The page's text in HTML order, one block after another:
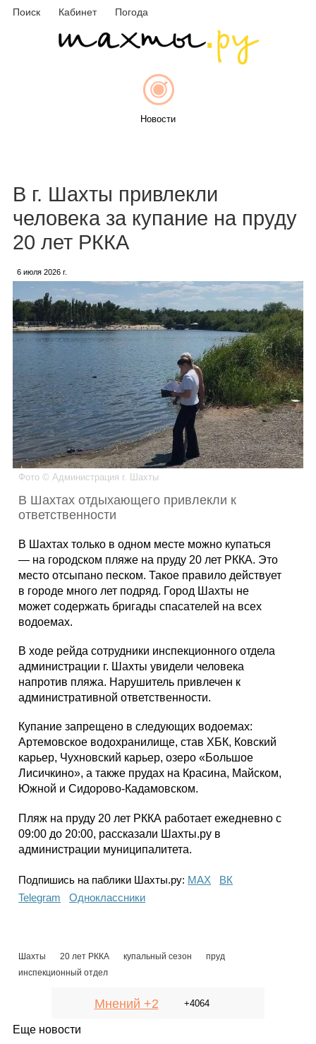
Поиск Кабинет Погода
Новости
Каталог
Инфо
Гороскоп
Фотогалерея
В г. Шахты привлекли
человека за купание на пруду
20 лет РККА
6 июля 2026 г.
Фото © Администрация г. Шахты
В Шахтах отдыхающего привлекли к
ответственности
В Шахтах только в одном месте можно купаться
— на городском пляже на пруду 20 лет РККА. Это
место отсыпано песком. Такое правило действует
в городе много лет подряд. Город Шахты не
может содержать бригады спасателей на всех
водоемах.
В ходе рейда сотрудники инспекционного отдела
администрации г. Шахты увидели человека
напротив пляжа. Нарушитель привлечен к
административной ответственности.
Купание запрещено в следующих водоемах:
Артемовское водохранилище, став ХБК, Ковский
карьер, Чухновский карьер, озеро «Большое
Лисичкино», а также прудах на Красина, Майском,
Южной и Сидорово-Кадамовском.
Пляж на пруду 20 лет РККА работает ежедневно с
09:00 до 20:00, рассказали Шахты.ру в
администрации муниципалитета.
Подпишись на паблики Шахты.ру: МАХ
ВК
Telegram
Одноклассники
Шахты 20 лет РККА купальный сезон
пруд
инспекционный отдел
Мнений +2 +4064
Еще новости